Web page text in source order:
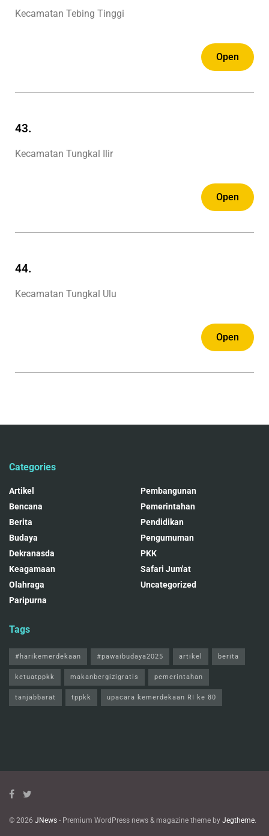
Kecamatan Tebing Tinggi
Open
43.
Kecamatan Tungkal Ilir
Open
44.
Kecamatan Tungkal Ulu
Open
Categories
Artikel
Bencana
Berita
Budaya
Dekranasda
Keagamaan
Olahraga
Paripurna
Pembangunan
Pemerintahan
Pendidikan
Pengumuman
PKK
Safari Jum'at
Uncategorized
Tags
#harikemerdekaan #pawaibudaya2025 artikel berita
ketuatppkk makanbergizigratis pemerintahan
tanjabbarat tppkk upacara kemerdekaan RI ke 80
© 2026 JNews - Premium WordPress news & magazine theme by Jegtheme.